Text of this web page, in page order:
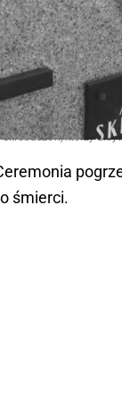
którzy
śmierci.